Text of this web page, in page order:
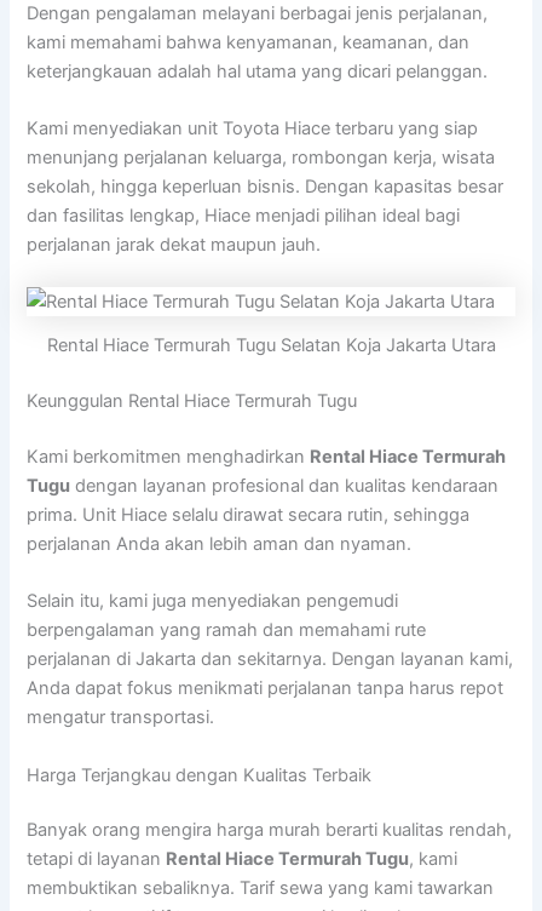
Dengan pengalaman melayani berbagai jenis perjalanan,
kami memahami bahwa kenyamanan, keamanan, dan
keterjangkauan adalah hal utama yang dicari pelanggan.
Kami menyediakan unit Toyota Hiace terbaru yang siap
menunjang perjalanan keluarga, rombongan kerja, wisata
sekolah, hingga keperluan bisnis. Dengan kapasitas besar
dan fasilitas lengkap, Hiace menjadi pilihan ideal bagi
perjalanan jarak dekat maupun jauh.
Rental Hiace Termurah Tugu Selatan Koja Jakarta Utara
Keunggulan Rental Hiace Termurah Tugu
Kami berkomitmen menghadirkan Rental Hiace Termurah
Tugu dengan layanan profesional dan kualitas kendaraan
prima. Unit Hiace selalu dirawat secara rutin, sehingga
perjalanan Anda akan lebih aman dan nyaman.
Selain itu, kami juga menyediakan pengemudi
berpengalaman yang ramah dan memahami rute
perjalanan di Jakarta dan sekitarnya. Dengan layanan kami,
Anda dapat fokus menikmati perjalanan tanpa harus repot
mengatur transportasi.
Harga Terjangkau dengan Kualitas Terbaik
Banyak orang mengira harga murah berarti kualitas rendah,
tetapi di layanan Rental Hiace Termurah Tugu, kami
membuktikan sebaliknya. Tarif sewa yang kami tawarkan